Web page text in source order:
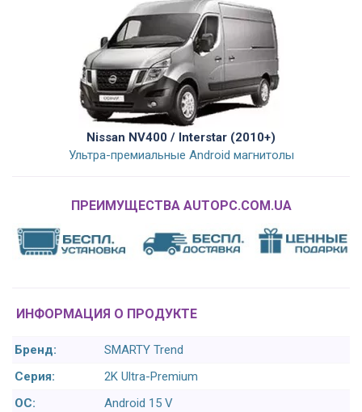
Nissan NV400 / Interstar (2010+)
Ультра-премиальные Android магнитолы
ПРЕИМУЩЕСТВА AUTOPC.COM.UA
ИНФОРМАЦИЯ О ПРОДУКТЕ
Бренд:
SMARTY Trend
Серия:
2K Ultra-Premium
ОС:
Android 15 V